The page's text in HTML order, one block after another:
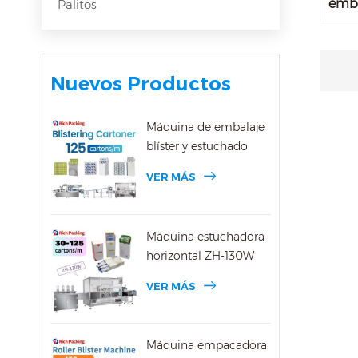
Palitos
Nuevos Productos
Máquina de embalaje
blíster y estuchado
VER MÁS
Máquina estuchadora
horizontal ZH-130W
VER MÁS
Máquina empacadora